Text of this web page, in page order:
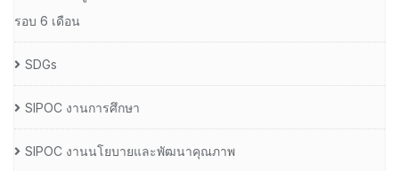
รอบ 6 เดือน
SDGs
SIPOC งานการศึกษา
SIPOC งานนโยบายและพัฒนาคุณภาพ